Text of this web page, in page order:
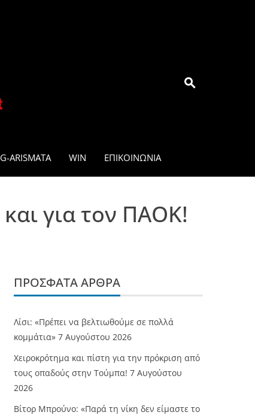
ARISMATA WIN ΕΠΙΚΟΙΝΩΝΊΑ
για τον ΠΑΟΚ!
ΠΡΌΣΦΑΤΑ ΆΡΘΡΑ
Λίσι: «Πρέπει να βελτιωθούμε σε πολλά
κομμάτια» 7 Αυγούστου 2026
Χειροκρότημα και πίστη για την πρόκριση από
τους οπαδούς στην Τούμπα! 7 Αυγούστου
2026
Βίτορ Μπρούνο: «Παρά τη νίκη δεν είμαστε το